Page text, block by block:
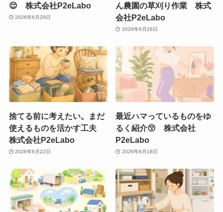
😌 株式会社P2eLabo
2026年6月29日
ん農園の草刈り作業 株式
会社P2eLabo
2026年6月26日
捨てる前に考えたい。まだ
使えるものを活かす工夫
株式会社P2eLabo
2026年6月22日
最近ハマっているものをゆ
るく紹介😚 株式会社
P2eLabo
2026年6月18日